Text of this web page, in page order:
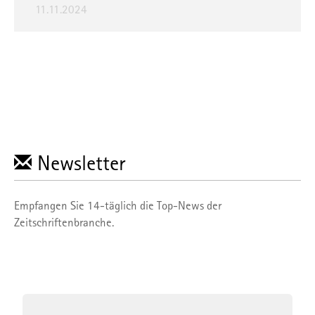
11.11.2024
Newsletter
Empfangen Sie 14-täglich die Top-News der
Zeitschriftenbranche.